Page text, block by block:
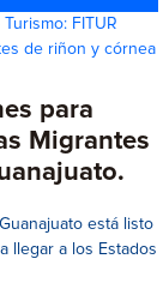
FITUR
de riñon y córnea
para
Migrantes
está listo
llegar a los Estados